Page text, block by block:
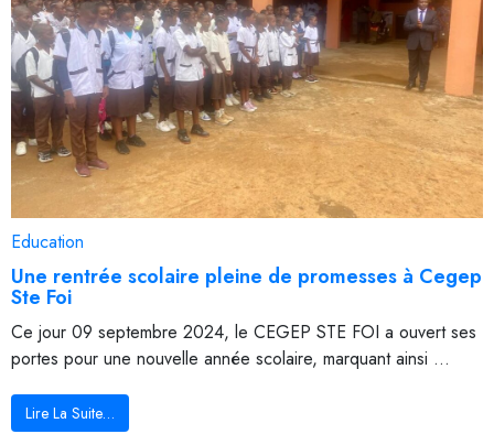
Education
Une rentrée scolaire pleine de promesses à Cegep
Ste Foi
Ce jour 09 septembre 2024, le CEGEP STE FOI a ouvert ses
portes pour une nouvelle année scolaire, marquant ainsi ...
Lire La Suite…